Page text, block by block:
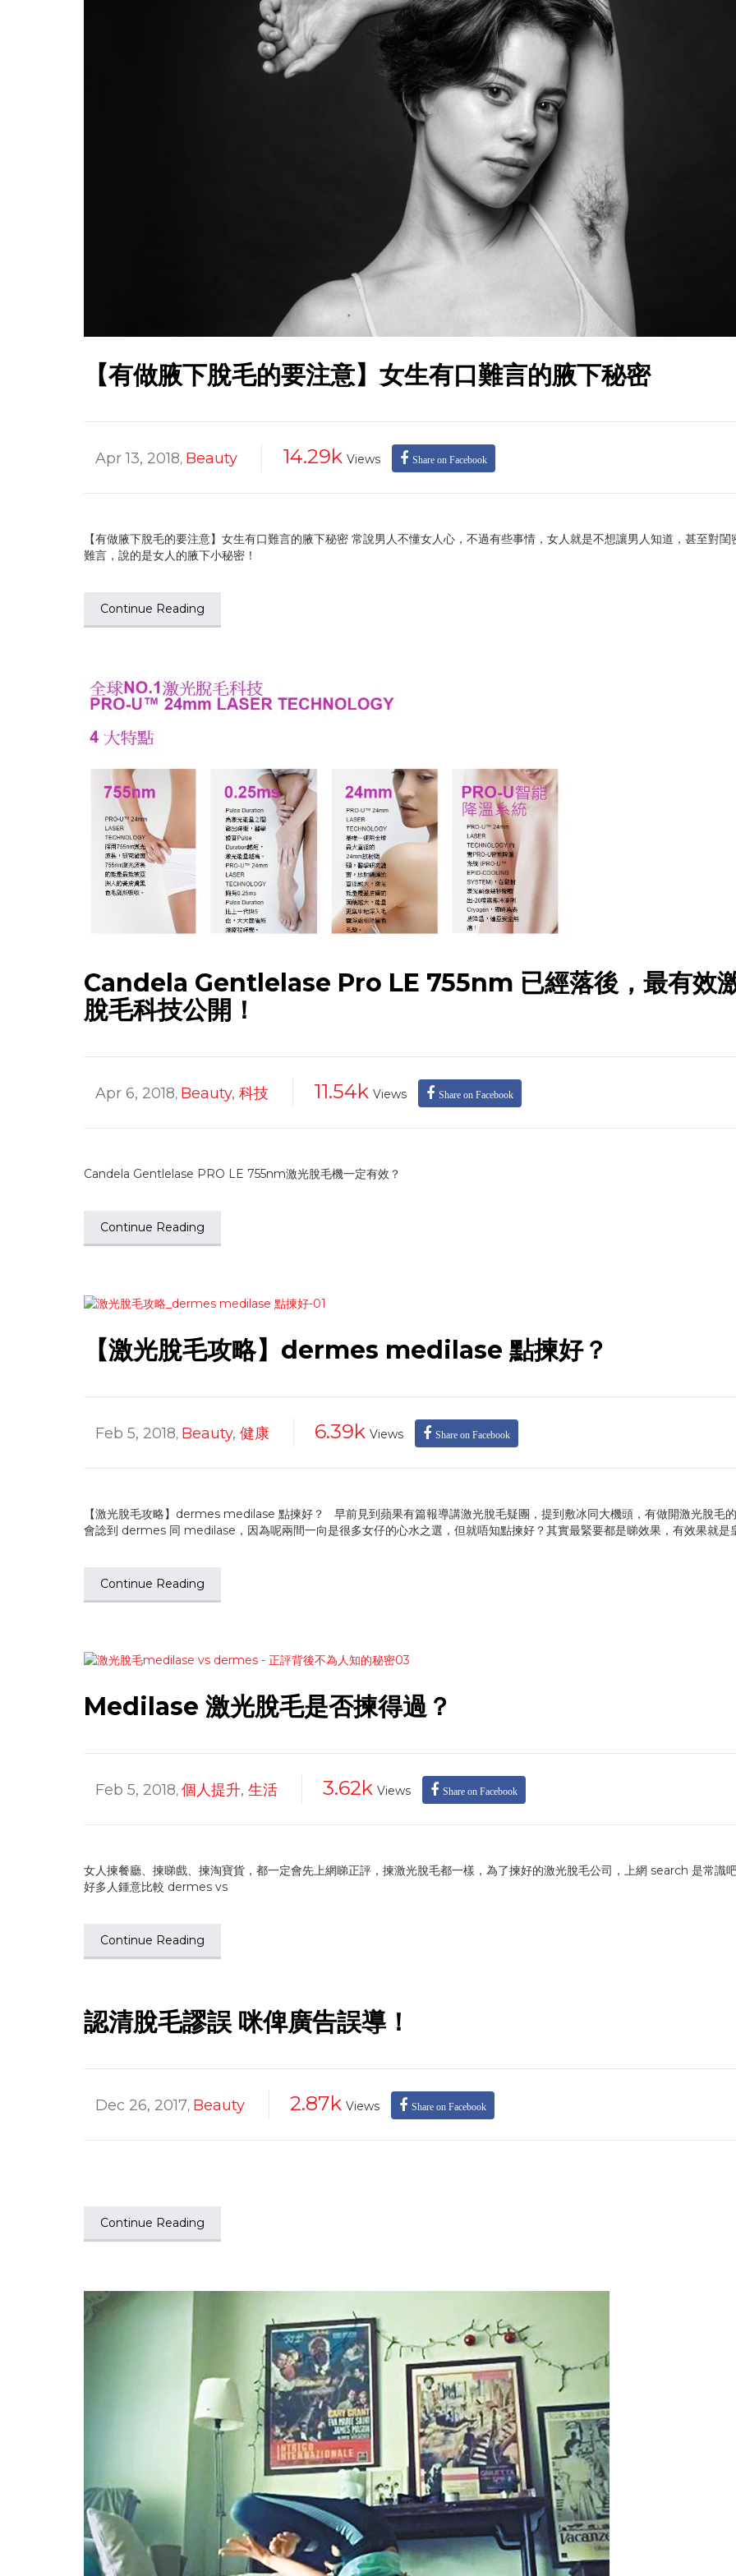
【有做腋下脫毛的要注意】女生有口難言的腋下秘密
Apr 13, 2018, Beauty 14.29k Views Share on Facebook
【有做腋下脫毛的要注意】女生有口難言的腋下秘密 常說男人不懂女人心，不過有些事情，女人就是不想讓男人知道，甚至對閨
難言，說的是女人的腋下小秘密！
Continue Reading
Candela Gentlelase Pro LE 755nm 已經落後，最有效
脫毛科技公開！
Apr 6, 2018, Beauty, 科技 11.54k Views Share on Facebook
Candela Gentlelase PRO LE 755nm激光脫毛機一定有效？
Continue Reading
【激光脫毛攻略】dermes medilase 點揀好？
Feb 5, 2018, Beauty, 健康 6.39k Views Share on Facebook
【激光脫毛攻略】dermes medilase 點揀好？ 早前見到蘋果有篇報導講激光脫毛疑團，提到敷冰同大機頭，有做開激光脫毛
會諗到 dermes 同 medilase，因為呢兩間一向是很多女仔的心水之選，但就唔知點揀好？其實最緊要都是睇效果，有效果就是
Continue Reading
Medilase 激光脫毛是否揀得過？
Feb 5, 2018, 個人提升, 生活 3.62k Views Share on Facebook
女人揀餐廳、揀睇戲、揀淘寶貨，都一定會先上網睇正評，揀激光脫毛都一樣，為了揀好的激光脫毛公司，上網 search 是常識
好多人鍾意比較 dermes vs
Continue Reading
認清脫毛謬誤 咪俾廣告誤導！
Dec 26, 2017, Beauty 2.87k Views Share on Facebook
Continue Reading